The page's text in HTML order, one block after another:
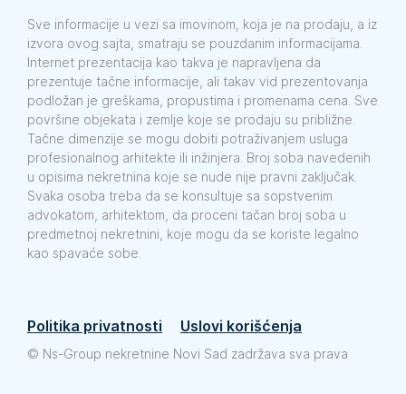
Sve informacije u vezi sa imovinom, koja je na prodaju, a iz
izvora ovog sajta, smatraju se pouzdanim informacijama.
Internet prezentacija kao takva je napravljena da
prezentuje tačne informacije, ali takav vid prezentovanja
podložan je greškama, propustima i promenama cena. Sve
površine objekata i zemlje koje se prodaju su približne.
Tačne dimenzije se mogu dobiti potraživanjem usluga
profesionalnog arhitekte ili inžinjera. Broj soba navedenih
u opisima nekretnina koje se nude nije pravni zaključak.
Svaka osoba treba da se konsultuje sa sopstvenim
advokatom, arhitektom, da proceni tačan broj soba u
predmetnoj nekretnini, koje mogu da se koriste legalno
kao spavaće sobe.
Politika privatnosti Uslovi korišćenja
© Ns-Group nekretnine Novi Sad zadržava sva prava